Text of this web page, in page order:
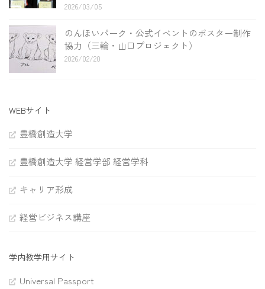
2026/03/05
のんほいパーク・公式イベントのポスター制作
協力（三輪・山口プロジェクト）
2026/02/20
WEBサイト
豊橋創造大学
豊橋創造大学 経営学部 経営学科
キャリア形成
経営ビジネス講座
学内教学用サイト
Universal Passport